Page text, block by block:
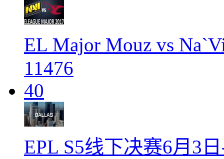
EL Major Mouz vs
11476
40
EPL S5线下决赛6月3